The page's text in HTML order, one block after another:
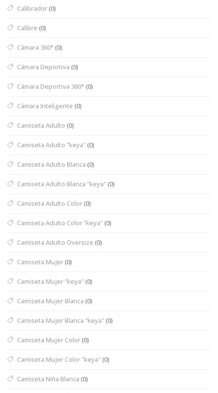
Calibrador(0)
Calibre (0)
Cámara 360° (0)
Cámara Deportiva (0)
Cámara Deportiva 360° (0)
Cámara Inteligente (0)
Camiseta Adulto (0)
Camiseta Adulto "keya"(0)
Camiseta Adulto Blanca (0)
Camiseta Adulto Blanca "keya"(0)
Camiseta Adulto Color(0)
Camiseta Adulto Color "keya"(0)
Camiseta Adulto Oversize (0)
Camiseta Mujer(0)
Camiseta Mujer "keya"(0)
Camiseta Mujer Blanca (0)
Camiseta Mujer Blanca "keya"(0)
Camiseta Mujer Color(0)
Camiseta Mujer Color "keya"(0)
Camiseta Niña Blanca (0)